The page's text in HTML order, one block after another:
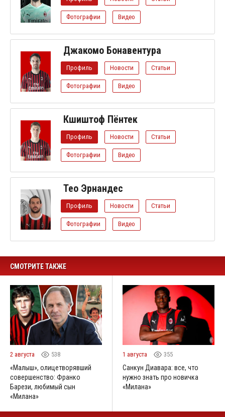
Фотографии Видео
Джакомо Бонавентура
Профиль Новости Статьи
Фотографии Видео
Кшиштоф Пёнтек
Профиль Новости Статьи
Фотографии Видео
Тео Эрнандес
Профиль Новости Статьи
Фотографии Видео
СМОТРИТЕ ТАКЖЕ
2 августа 538
«Малыш», олицетворявший
совершенство: Франко
Барези, любимый сын
«Милана»
1 августа 355
Санкун Диавара: все, что
нужно знать про новичка
«Милана»